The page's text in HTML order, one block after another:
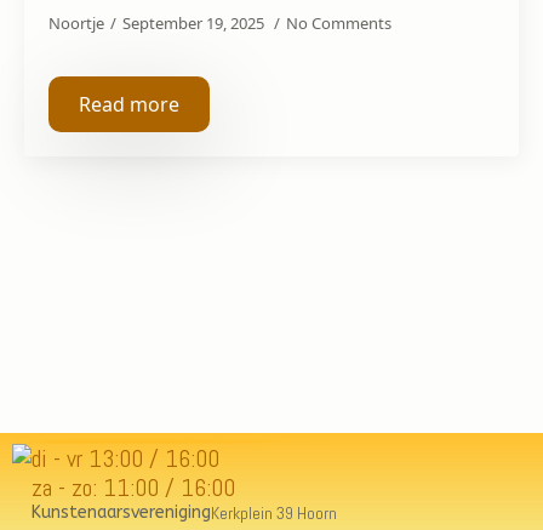
Noortje September 19, 2025 No Comments
Read more
di - vr 13:00 / 16:00
za - zo: 11:00 / 16:00
KunstenaarsverenigingKerkplein 39 Hoorn